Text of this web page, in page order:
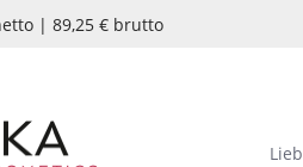
| 89,25 € brutto